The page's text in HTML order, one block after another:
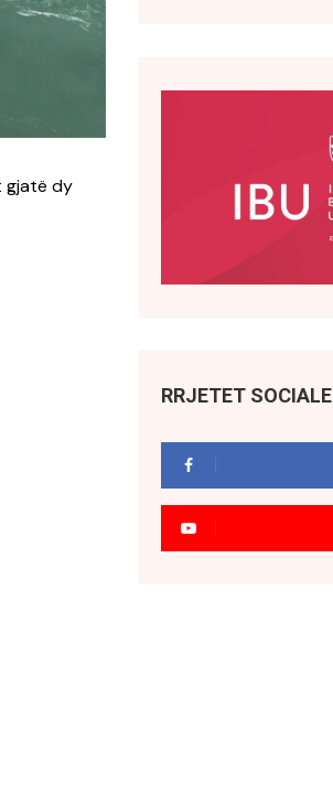
gjatë dy
RRJETET SOCIALE